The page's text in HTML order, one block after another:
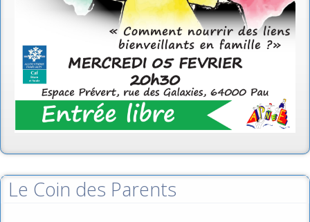
Le Coin des Parents